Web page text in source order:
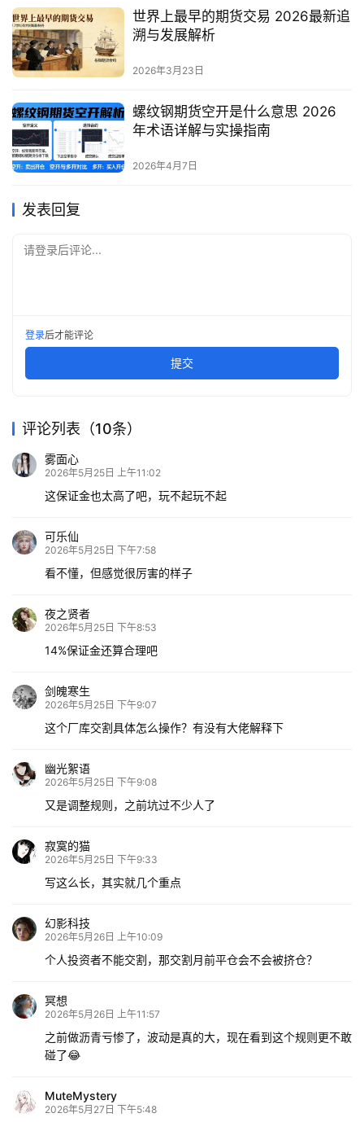
世界上最早的期货交易 2026最新追
溯与发展解析
2026年3月23日
螺纹钢期货空开是什么意思 2026
年术语详解与实操指南
2026年4月7日
发表回复
请登录后评论...
登录后才能评论
提交
评论列表（10条）
雾面心
2026年5月25日 上午11:02
这保证金也太高了吧，玩不起玩不起
可乐仙
2026年5月25日 下午7:58
看不懂，但感觉很厉害的样子
夜之贤者
2026年5月25日 下午8:53
14%保证金还算合理吧
剑魄寒生
2026年5月25日 下午9:07
这个厂库交割具体怎么操作？有没有大佬解释下
幽光絮语
2026年5月25日 下午9:08
又是调整规则，之前坑过不少人了
寂寞的猫
2026年5月25日 下午9:33
写这么长，其实就几个重点
幻影科技
2026年5月26日 上午10:09
个人投资者不能交割，那交割月前平仓会不会被挤仓？
冥想
2026年5月26日 上午11:57
之前做沥青亏惨了，波动是真的大，现在看到这个规则更不敢
碰了😂
MuteMystery
2026年5月27日 下午5:48